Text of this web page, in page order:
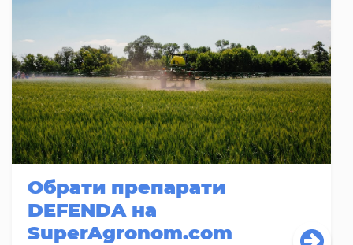
Обрати препарати
DEFENDA на
SuperAgronom.com